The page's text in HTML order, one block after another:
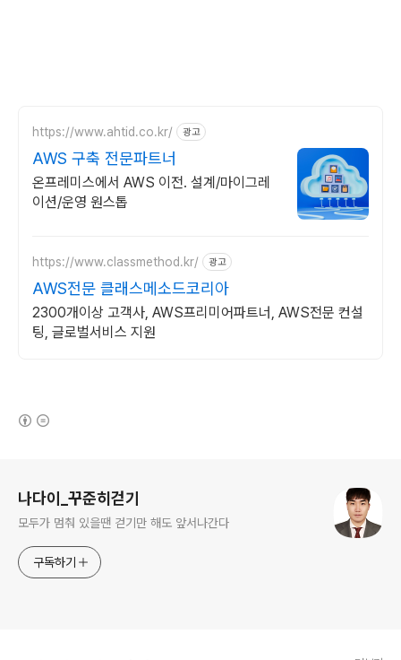
https://www.ahtid.co.kr/ 광고
AWS 구축 전문파트너
온프레미스에서 AWS 이전. 설계/마이그레
이션/운영 원스톱
https://www.classmethod.kr/ 광고
AWS전문 클래스메소드코리아
2300개이상 고객사, AWS프리미어파트너, AWS전문 컨설
팅, 글로벌서비스 지원
나다이_꾸준히걷기
모두가 멈춰 있을땐 걷기만 해도 앞서나간다
구독하기